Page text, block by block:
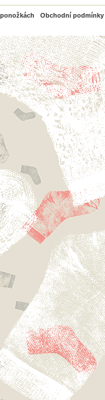
Obchodní podmínky
PayPal